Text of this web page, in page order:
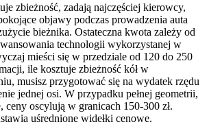
zbieżność, zadają najczęściej kierowcy,
objawy podczas prowadzenia auta
bieżnika. Ostateczna kwota zależy od
technologii wykorzystanej w
mieści się w przedziale od 120 do 250
ile kosztuje zbieżność kół w
musisz przygotować się na wydatek rzędu
jednej osi. W przypadku pełnej geometrii,
ceny oscylują w granicach 150-300 zł.
uśrednione widełki cenowe.